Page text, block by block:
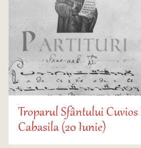
Troparul Sfântului Cuvios
Cabasila (20 Iunie)